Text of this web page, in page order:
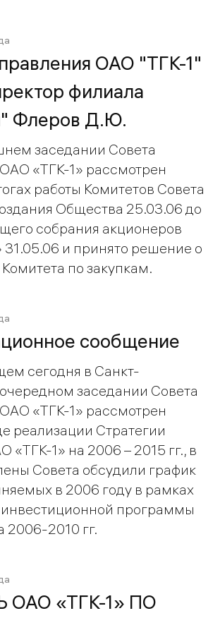
ОАО "ТГК-1"
филиала
Флеров Д.Ю.
заседании Совета
«ТГК-1» рассмотрен
работы Комитетов Совета
Общества 25.03.06 до
собрания акционеров
и принято решение о
по закупкам.
сообщение
сегодня в Санкт-
заседании Совета
«ТГК-1» рассмотрен
реализации Стратегии
«ТГК-1» на 2006 – 2015 гг., в
Совета обсудили график
в 2006 году в рамках
программы
2006-2010 гг.
ОАО «ТГК-1» ПО